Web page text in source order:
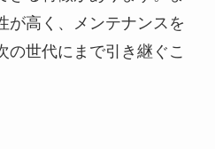
が高く、メンテナンスを
の世代にまで引き継ぐこ